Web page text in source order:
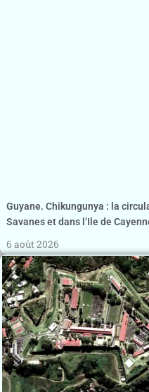
Guyane. Chikungunya : la
Savanes et dans l’Ile de
6 août 2026